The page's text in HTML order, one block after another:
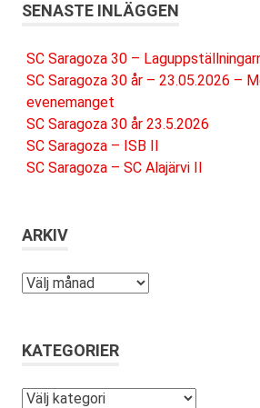
SENASTE INLÄGGEN
SC Saragoza 30 –
SC Saragoza 30 år – 23.05.2026 –
evenemanget
SC Saragoza 30 år 23.5.2026
SC Saragoza – ISB II
SC Saragoza – SC Alajärvi II
ARKIV
Arkiv
KATEGORIER
Kategorier